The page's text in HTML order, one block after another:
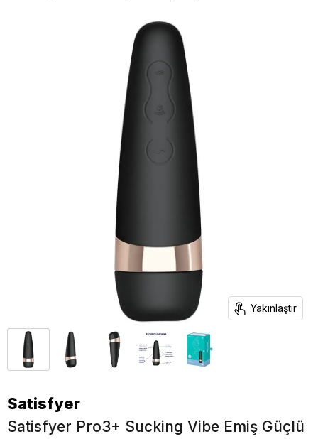
Yakınlaştır
Satisfyer
Satisfyer Pro3+ Sucking Vibe Emiş Güçlü